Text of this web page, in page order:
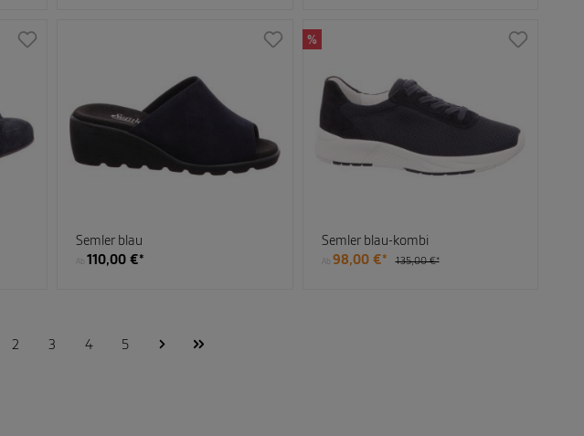
Semler blau
Ab 110,00 €*
%
Semler blau-kombi
Ab 98,00 €* 135,00 €*
2 3 4 5